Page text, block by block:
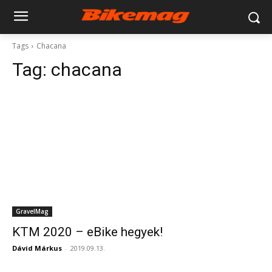
Tags Chacana
Tag: chacana
GravelMag
KTM 2020 – eBike hegyek!
Dávid Márkus - 2019.09.13.